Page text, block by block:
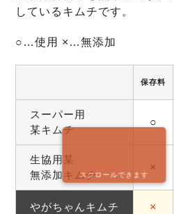
しているキムチです。
○…使用 ×…無添加
保存料
スーパー用
某キムチ
○
生協用某
無添加キムチ
×
やがちゃんキムチ ×
スクロールできます